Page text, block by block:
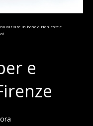
e
variare in base a richieste e